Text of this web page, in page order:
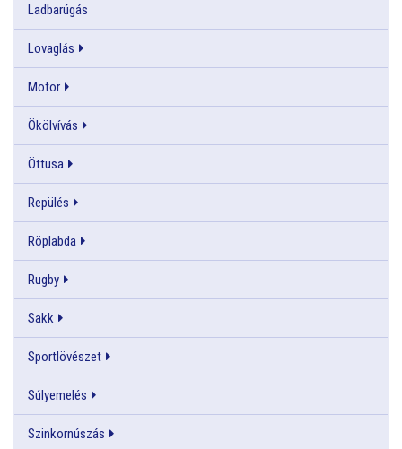
Ladbarúgás
Lovaglás
Motor
Ökölvívás
Öttusa
Repülés
Röplabda
Rugby
Sakk
Sportlövészet
Súlyemelés
Szinkornúszás